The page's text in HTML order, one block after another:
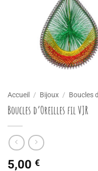
Accueil / Bijoux / Boucles
Boucles d’Oreilles fil VJR
5,00 €